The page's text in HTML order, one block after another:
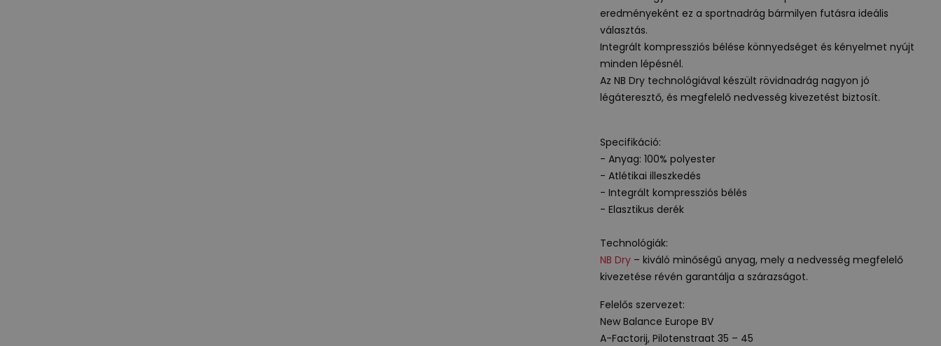
eredményeként ez a sportnadrág bármilyen futásra ideális
választás.
Integrált kompressziós bélése könnyedséget és kényelmet nyújt
minden lépésnél.
Az NB Dry technológiával készült rövidnadrág nagyon jó
légáteresztő, és megfelelő nedvesség kivezetést biztosít.
Specifikáció:
- Anyag: 100% polyester
- Atlétikai illeszkedés
- Integrált kompressziós bélés
- Elasztikus derék
Technológiák:
NB Dry– kiváló minőségű anyag, mely a nedvesség megfelelő
kivezetése révén garantálja a szárazságot.
Felelős szervezet:
New Balance Europe BV
A-Factorij, Pilotenstraat 35 – 45